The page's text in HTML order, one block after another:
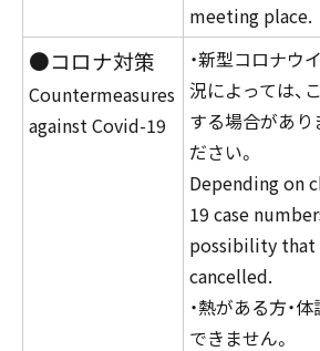
meeting place.
●コロナ対策
Countermeasures
against Covid-19
・新型コロナウ
況によっては、
する場合があり
ださい。
Depending on
19 case
possibility
cancelled.
・熱がある方・
できません。